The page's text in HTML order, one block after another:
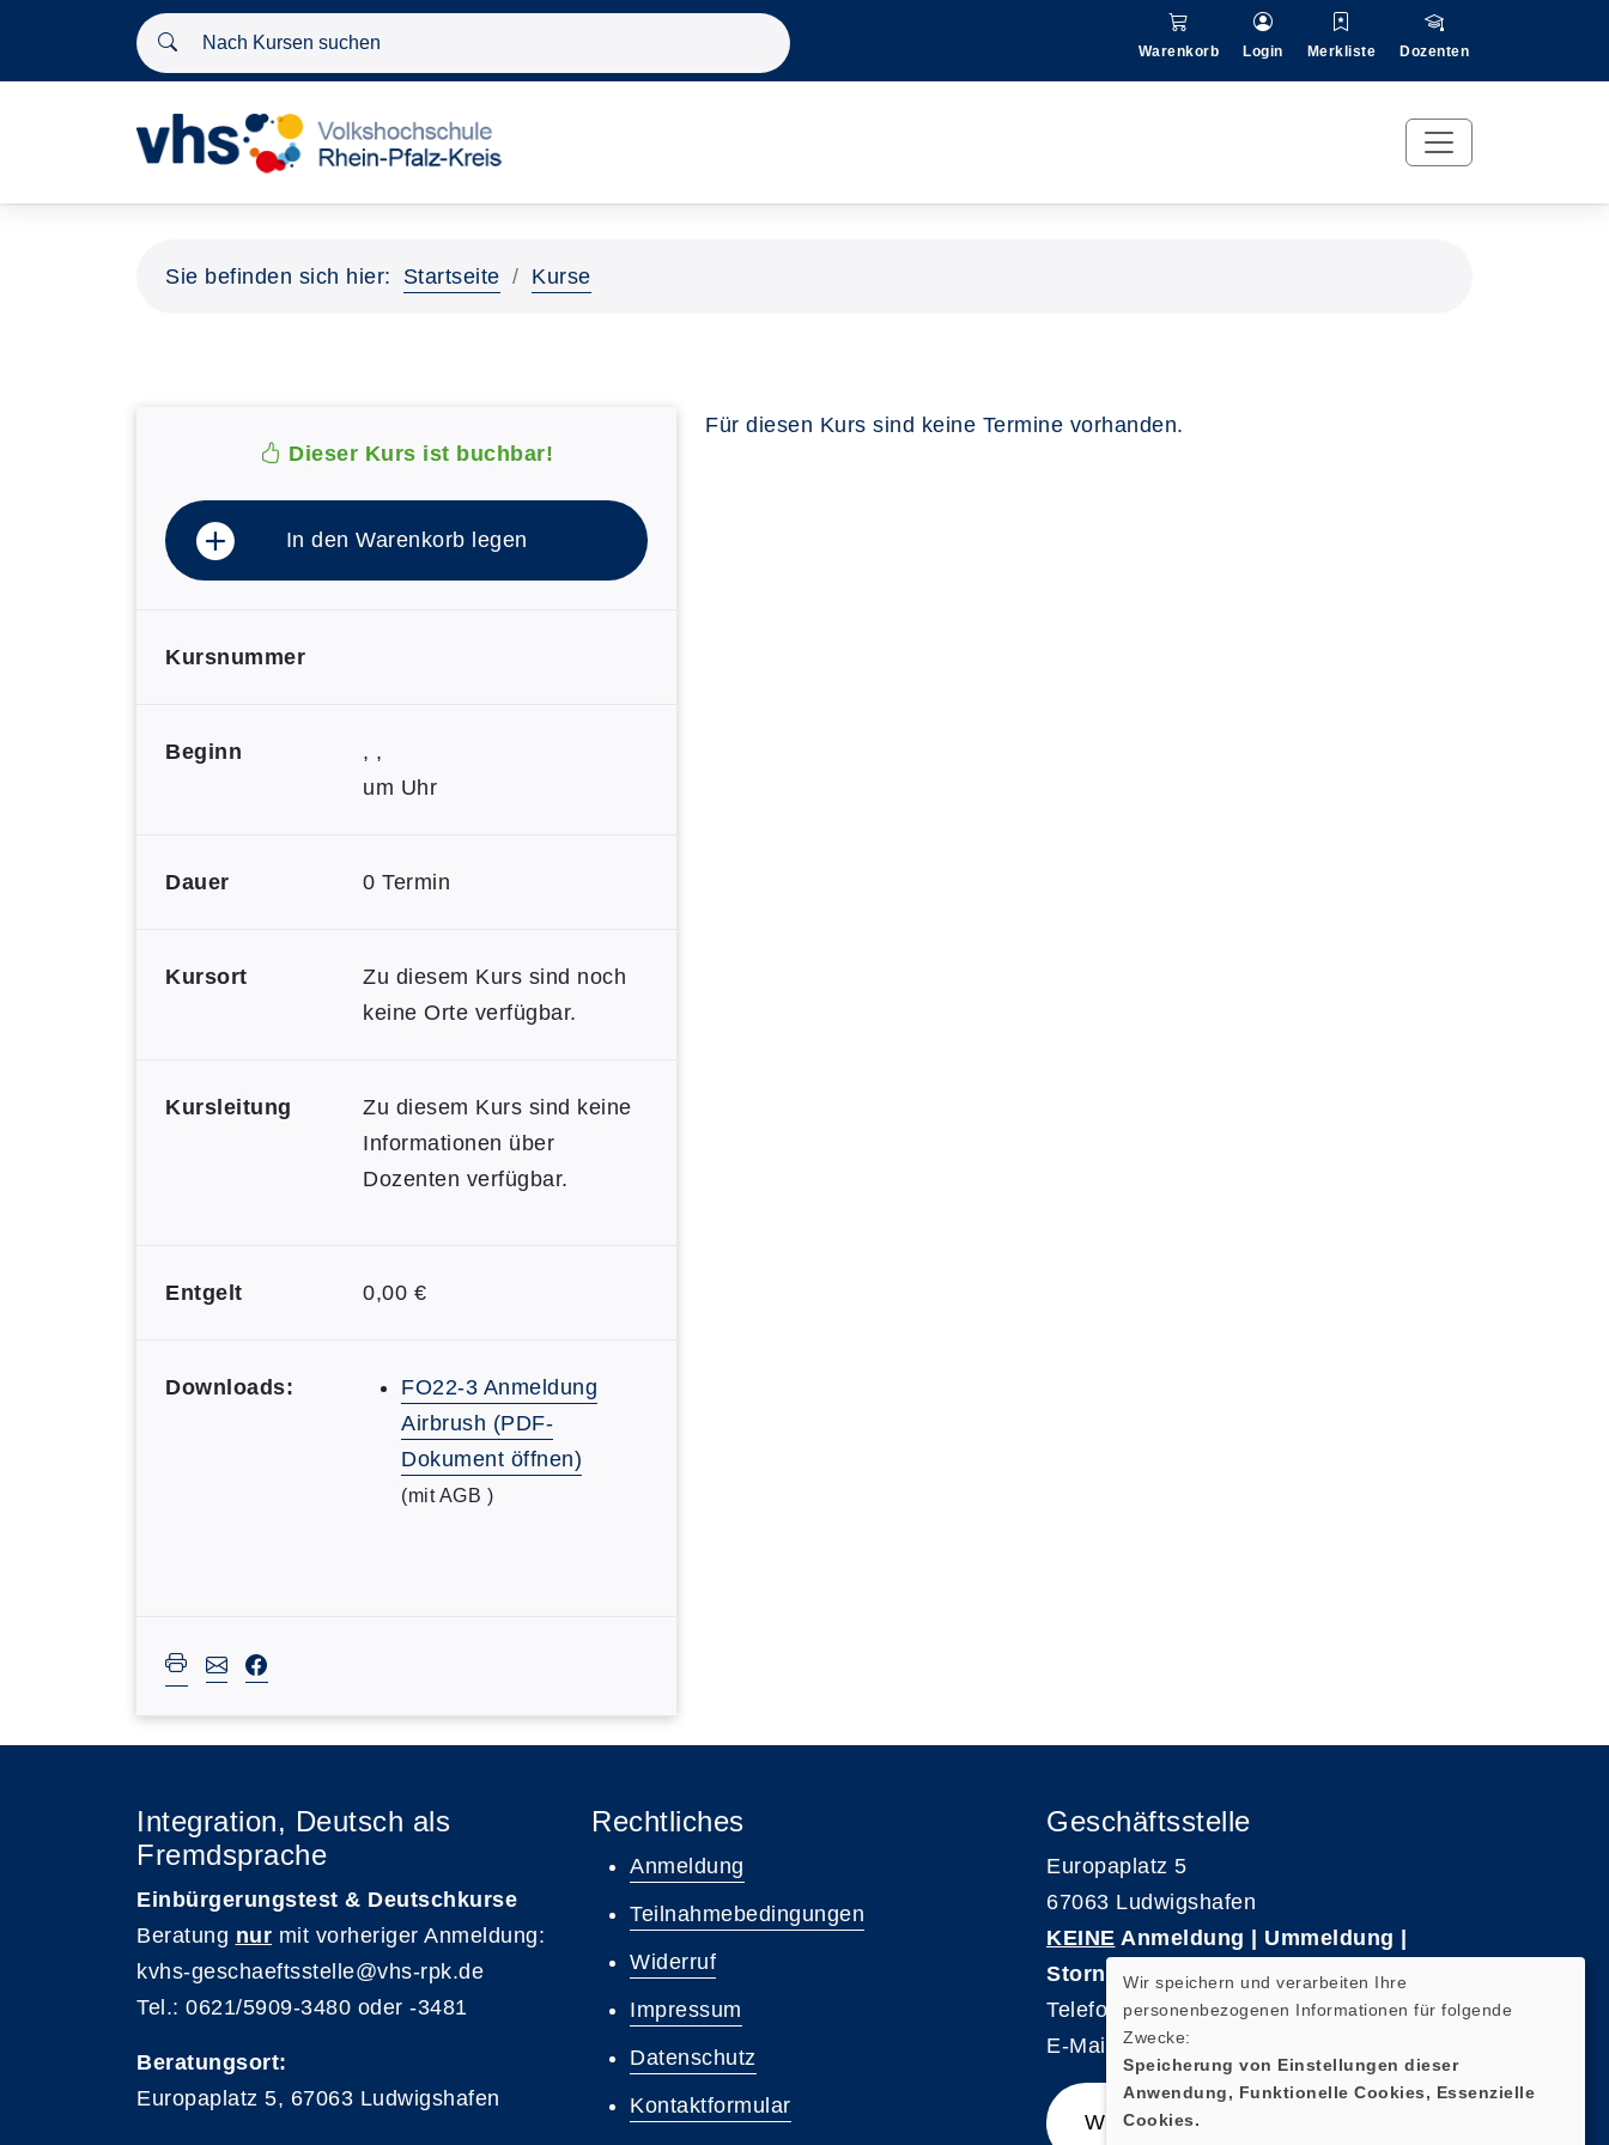
Nach Kursen suchen
Warenkorb Login Merkliste Dozenten
Sie befinden sich hier: Startseite Kurse
Dieser Kurs ist buchbar!
In den Warenkorb legen
Kursnummer
Beginn
, ,
um Uhr
Dauer 0 Termin
Kursort
Zu diesem Kurs sind noch
keine Orte verfügbar.
Kursleitung
Zu diesem Kurs sind keine
Informationen über
Dozenten verfügbar.
Entgelt 0,00 €
Downloads:
FO22-3 Anmeldung
Airbrush (PDF-
Dokument öffnen)
(mit AGB )
Für diesen Kurs sind keine Termine vorhanden.
Integration, Deutsch als
Fremdsprache
Einbürgerungstest & Deutschkurse
Beratung nur mit vorheriger Anmeldung:
kvhs-geschaeftsstelle@vhs-rpk.de
Tel.: 0621/5909-3480 oder -3481
Beratungsort:
Europaplatz 5, 67063 Ludwigshafen
Rechtliches
Anmeldung
Teilnahmebedingungen
Widerruf
Impressum
Datenschutz
Kontaktformular
Geschäftsstelle
Europaplatz 5
67063 Ludwigshafen
KEINE Anmeldung | Ummeldung |
Stornierungen
Telefon 0621-5909 3500
E-Mail: kvhs-geschaeftsstelle@vhs-rpk.de
Widerrufsformular
Wir speichern und verarbeiten Ihre
personenbezogenen Informationen für folgende
Zwecke:
Speicherung von Einstellungen dieser
Anwendung, Funktionelle Cookies, Essenzielle
Cookies.